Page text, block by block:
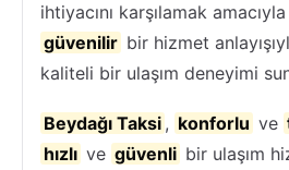
ihtiyacını karşılamak
güvenilir bir hizmet
kaliteli bir ulaşım deneyimi
Beydağı Taksi , konforlu ve
hızlı ve güvenli bir ulaşım